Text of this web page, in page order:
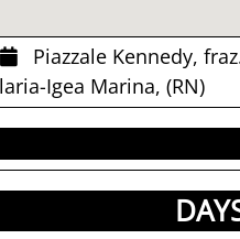
Piazzale Kennedy,
Igea Marina, (RN)